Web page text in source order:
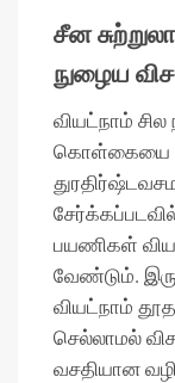
சீன
நுழைய
வியட்நாம் சில
கொள்கையை
பயணிகள்
வேண்டும்.
வியட்நாம்
செல்லாமல்
வசதியான